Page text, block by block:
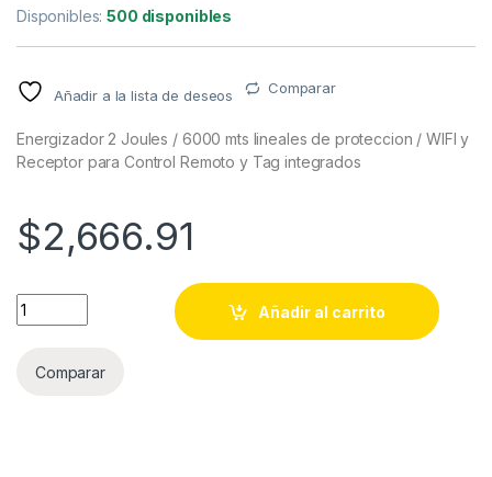
Disponibles:500 disponibles
Añadir a la lista de deseos Comparar
Energizador 2 Joules / 6000 mts lineales de proteccion / WIFI y
Receptor para Control Remoto y Tag integrados
$2,666.91
Energizador 2 Joules / 6000 mts lineales de proteccion /
Añadir al carrito
Comparar